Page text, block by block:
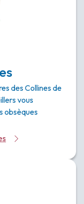
des Collines de
vous
obsèques